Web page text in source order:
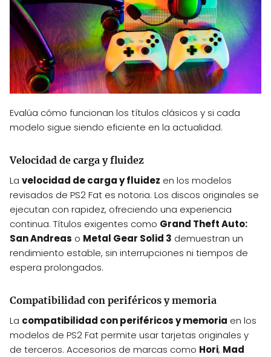
Evalúa cómo funcionan los títulos clásicos y si cada
modelo sigue siendo eficiente en la actualidad.
Velocidad de carga y fluidez
La velocidad de carga y fluidez en los modelos
revisados de PS2 Fat es notoria. Los discos originales se
ejecutan con rapidez, ofreciendo una experiencia
continua. Títulos exigentes como Grand Theft Auto:
San Andreas o Metal Gear Solid 3 demuestran un
rendimiento estable, sin interrupciones ni tiempos de
espera prolongados.
Compatibilidad con periféricos y memoria
La compatibilidad con periféricos y memoria en los
modelos de PS2 Fat permite usar tarjetas originales y
de terceros. Accesorios de marcas como Hori, Mad